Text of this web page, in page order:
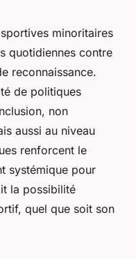
minoritaires
quotidiennes contre
reconnaissance.
de politiques
non
aussi au niveau
renforcent le
systémique pour
la possibilité
quel que soit son